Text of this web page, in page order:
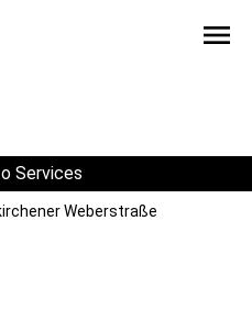
menu
Services
Weberstraße